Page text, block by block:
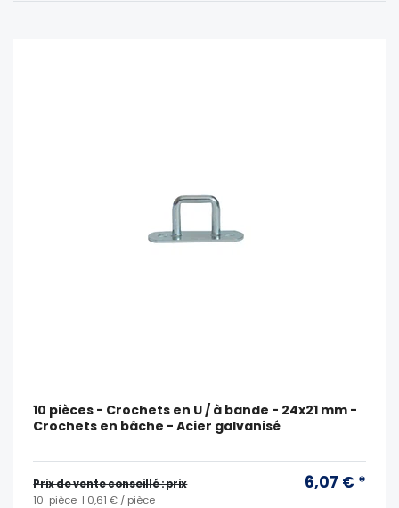
10 pièces - Crochets en U / à bande - 24x21 mm -
Crochets en bâche - Acier galvanisé
Prix ​​de vente conseillé : prix 6,07 € *
10 pièce | 0,61 € / pièce